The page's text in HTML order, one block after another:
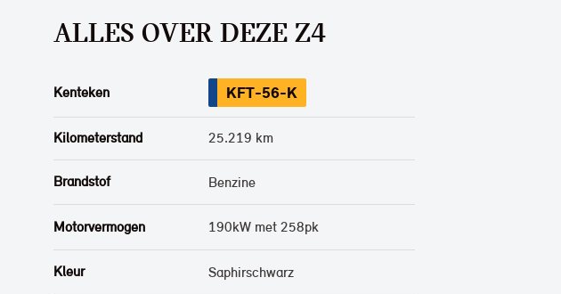
ALLES OVER DEZE Z4
Kenteken KFT-56-K
Kilometerstand 25.219 km
Brandstof Benzine
Motorvermogen 190kW met 258pk
Kleur Saphirschwarz